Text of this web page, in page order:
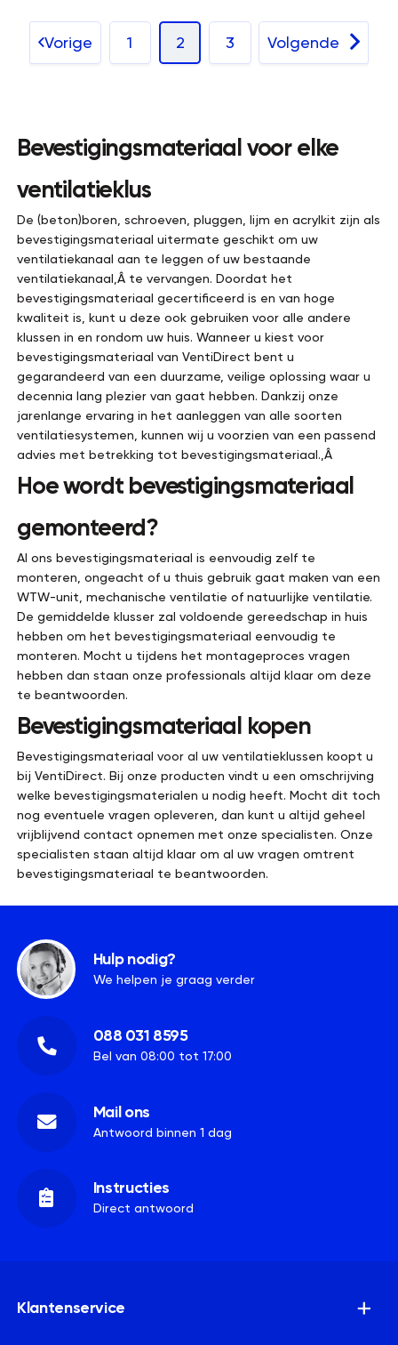
Vorige 1 2 3 Volgende
Bevestigingsmateriaal voor elke
ventilatieklus
De (beton)boren, schroeven, pluggen, lijm en acrylkit zijn als
bevestigingsmateriaal uitermate geschikt om uw
ventilatiekanaal aan te leggen of uw bestaande
ventilatiekanaal‚Â te vervangen. Doordat het
bevestigingsmateriaal gecertificeerd is en van hoge
kwaliteit is, kunt u deze ook gebruiken voor alle andere
klussen in en rondom uw huis. Wanneer u kiest voor
bevestigingsmateriaal van VentiDirect bent u
gegarandeerd van een duurzame, veilige oplossing waar u
decennia lang plezier van gaat hebben. Dankzij onze
jarenlange ervaring in het aanleggen van alle soorten
ventilatiesystemen, kunnen wij u voorzien van een passend
advies met betrekking tot bevestigingsmateriaal.‚Â
Hoe wordt bevestigingsmateriaal
gemonteerd?
Al ons bevestigingsmateriaal is eenvoudig zelf te
monteren, ongeacht of u thuis gebruik gaat maken van een
WTW-unit, mechanische ventilatie of natuurlijke ventilatie.
De gemiddelde klusser zal voldoende gereedschap in huis
hebben om het bevestigingsmateriaal eenvoudig te
monteren. Mocht u tijdens het montageproces vragen
hebben dan staan onze professionals altijd klaar om deze
te beantwoorden.
Bevestigingsmateriaal kopen
Bevestigingsmateriaal voor al uw ventilatieklussen koopt u
bij VentiDirect. Bij onze producten vindt u een omschrijving
welke bevestigingsmaterialen u nodig heeft. Mocht dit toch
nog eventuele vragen opleveren, dan kunt u altijd geheel
vrijblijvend contact opnemen met onze specialisten. Onze
specialisten staan altijd klaar om al uw vragen omtrent
bevestigingsmateriaal te beantwoorden.
Hulp nodig?
We helpen je graag verder
088 031 8595
Bel van 08:00 tot 17:00
Mail ons
Antwoord binnen 1 dag
Instructies
Direct antwoord
Klantenservice